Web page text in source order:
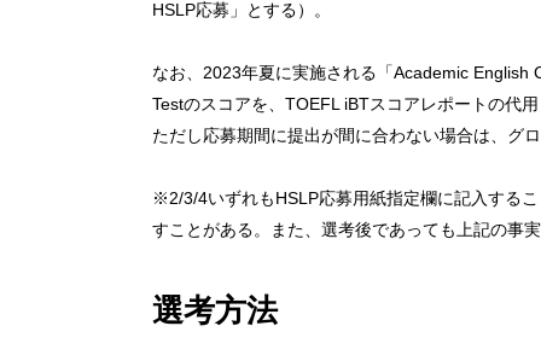
HSLP応募」とする）。
なお、2023年夏に実施される「Academic
Testのスコアを、TOEFL iBTスコアレポートの代
ただし応募期間に提出が間に合わない場合は、グ
※2/3/4いずれもHSLP応募用紙指定欄に記入する
すことがある。また、選考後であっても上記の事
選考方法